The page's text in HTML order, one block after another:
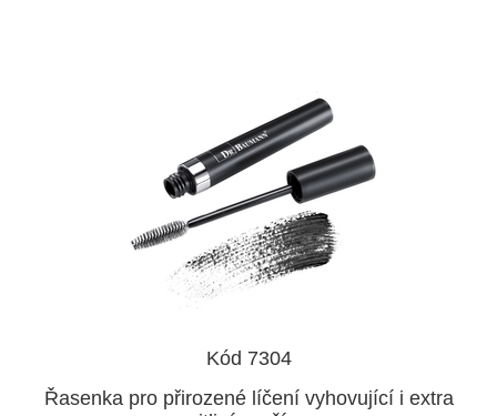
Kód 7304
Řasenka pro přirozené líčení vyhovující i extra